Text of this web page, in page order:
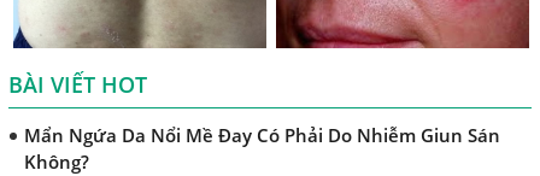
BÀI VIẾT HOT
Khi Trẻ Bị Dị Ứng Da Cần Làm Xét Nghiệm Gì Tìm Nguyên
Nhân Dị Ứng Da
Điều trị bệnh sán lá gan ở đâu?
Mẩn Ngứa Da Nổi Mề Đay Có Phải Do Nhiễm Giun Sán
Không?